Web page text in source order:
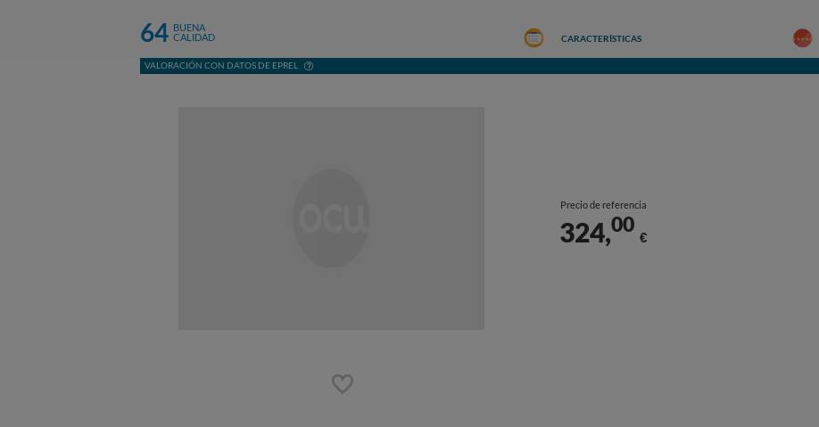
64 BUENA
CALIDAD
VALORACIÓN CON DATOS DE EPREL
CARACTERÍSTICAS
Precio de referencia
324,00
€